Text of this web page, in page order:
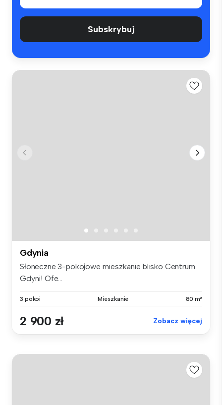
Subskrybuj
Gdynia
Słoneczne 3-pokojowe mieszkanie blisko Centrum
Gdyni! Ofe...
3 pokoi Mieszkanie 80 m²
2 900 zł Zobacz więcej